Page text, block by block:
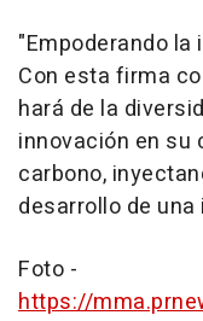
"Empoderando
Con esta firma
hará de la
innovación en su
carbono,
desarrollo de
Foto -
https://